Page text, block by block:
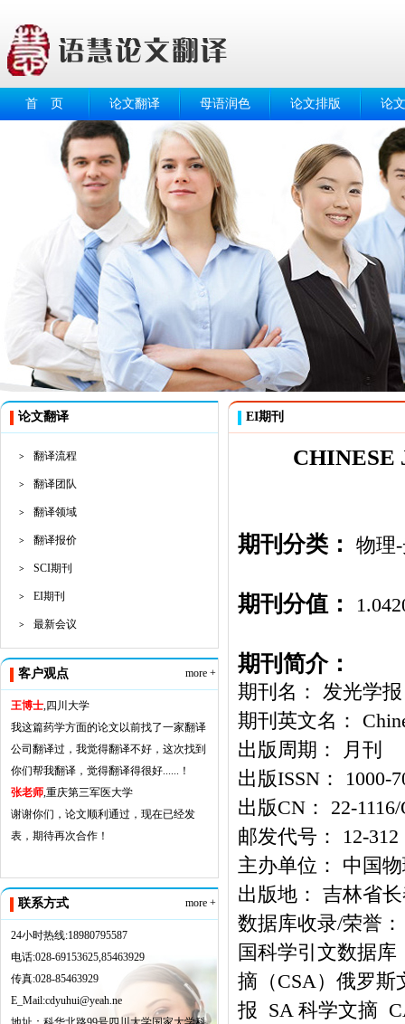
首 页 论文翻译 母语润色 论文排版 论
论文翻译
> 翻译流程
> 翻译团队
> 翻译领域
> 翻译报价
> SCI期刊
> EI期刊
> 最新会议
客户观点 more +
王博士,四川大学
我这篇药学方面的论文以前找了一家翻译
公司翻译过，我觉得翻译不好，这次找到
你们帮我翻译，觉得翻译得很好......！
张老师,重庆第三军医大学
谢谢你们，论文顺利通过，现在已经发
表，期待再次合作！
联系方式 more +
24小时热线:18980795587
电话:028-69153625,85463929
传真:028-85463929
E_Mail:cdyuhui@yeah.ne
EI期刊
CHINESE
期刊分类： 物理
期刊分值：
期刊简介：
期刊名： 发光学报
期刊英文名：
出版周期： 月刊
出版ISSN： 1000-
出版CN： 22-1116/
邮发代号： 12-312
主办单位： 中国
出版地： 吉林省
数据库收录/荣誉
国科学引文数据
摘（CSA）俄罗斯
报 SA 科学文摘